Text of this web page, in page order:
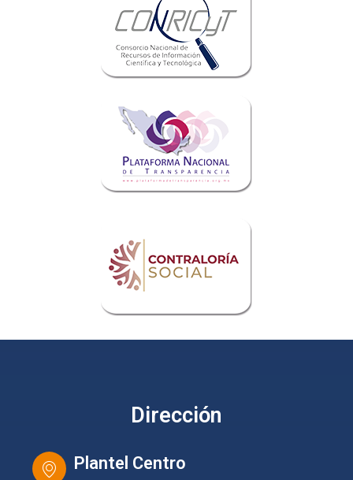
Dirección
Plantel Centro